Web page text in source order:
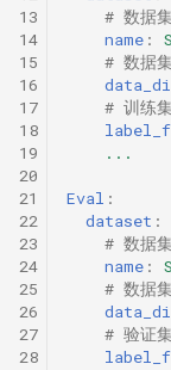
13
14
15
16
17
18
19
20
21
22
23
24
25
26
27
28
# 数据
name :
# 数据
# 训练
...
Eval :
dataset :
# 数据
name :
# 数据
# 验证